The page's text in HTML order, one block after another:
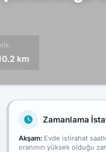
km
Zamanlama
Akşam:Evde istirahat
oranının yüksek olduğu